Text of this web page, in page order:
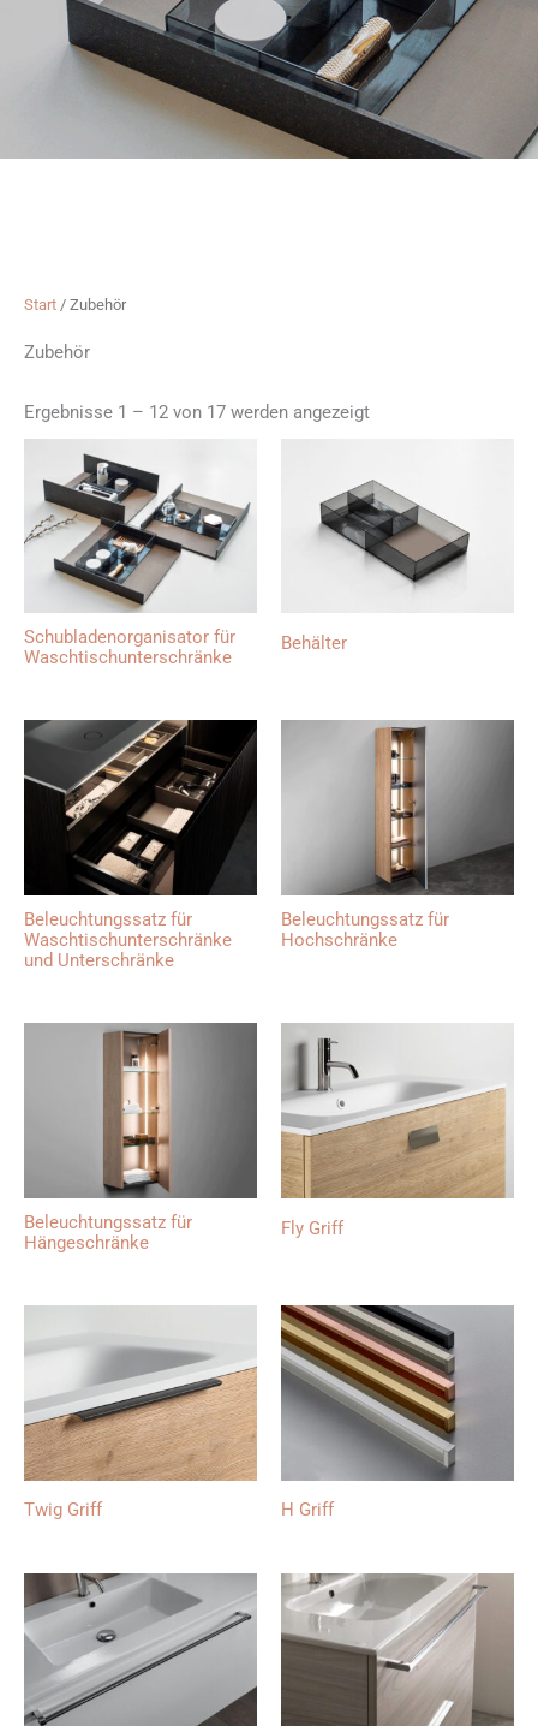
Start / Zubehör
Zubehör
Ergebnisse 1 – 12 von 17 werden angezeigt
Schubladenorganisator für
Waschtischunterschränke
Behälter
Beleuchtungssatz für
Waschtischunterschränke
und Unterschränke
Beleuchtungssatz für
Hochschränke
Beleuchtungssatz für
Hängeschränke
Fly Griff
Twig Griff H Griff